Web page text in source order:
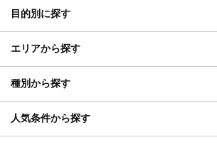
目的別に探す
エリアから探す
種別から探す
人気条件から探す